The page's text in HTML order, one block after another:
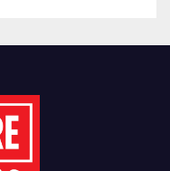
2026-